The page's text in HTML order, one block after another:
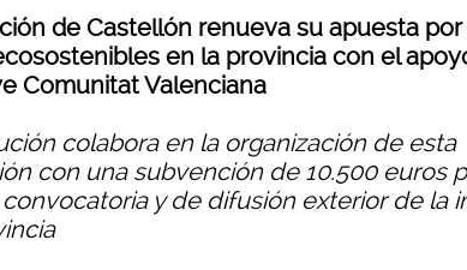
de Castellón renueva su apuesta por
en la provincia con el
Comunitat Valenciana
colabora en la organización de esta
con una subvención de 10.500 euros
y de difusión exterior de la